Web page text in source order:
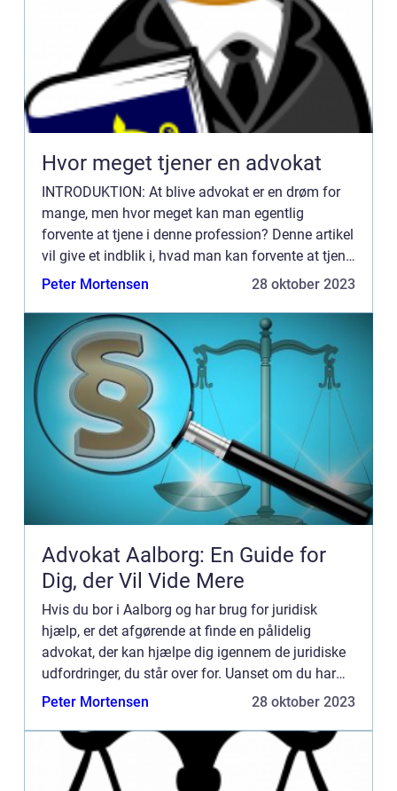
Hvor meget tjener en advokat
INTRODUKTION: At blive advokat er en drøm for
mange, men hvor meget kan man egentlig
forvente at tjene i denne profession? Denne artikel
vil give et indblik i, hvad man kan forvente at tjene
som advokat, samt hvordan lønnen har udviklet
Peter Mortensen 28 oktober 2023
Advokat Aalborg: En Guide for
Dig, der Vil Vide Mere
Hvis du bor i Aalborg og har brug for juridisk
hjælp, er det afgørende at finde en pålidelig
advokat, der kan hjælpe dig igennem de juridiske
udfordringer, du står over for. Uanset om du har
brug for assistance i forbindelse med boligkøb,
Peter Mortensen 28 oktober 2023